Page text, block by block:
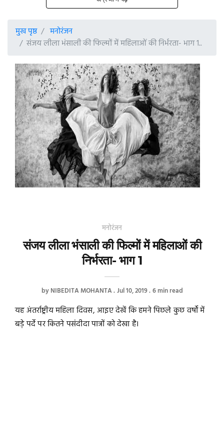
मुख पृष्ठ
मनोरंजन
संजय लीला भंसाली की फिल्मों में महिलाओं की निर्भरता- भाग 1..
मनोरंजन
संजय लीला भंसाली की फिल्मों में महिलाओं की
निर्भरता- भाग 1
byNIBEDITA MOHANTA Jul 10, 2019 6 min read
यह अंतर्राष्ट्रीय महिला दिवस, आइए देखें कि हमने पिछले कुछ वर्षों में
बड़े पर्दे पर कितने पसंदीदा पात्रों को देखा है।